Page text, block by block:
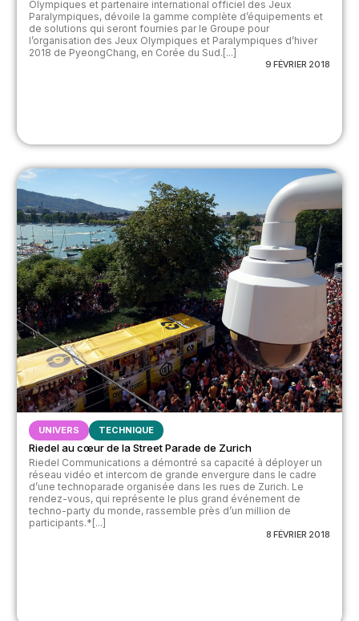
Olympiques et partenaire international officiel des Jeux
Paralympiques, dévoile la gamme complète d’équipements et
de solutions qui seront fournies par le Groupe pour
l’organisation des Jeux Olympiques et Paralympiques d’hiver
2018 de PyeongChang, en Corée du Sud.[...]
9 FÉVRIER 2018
UNIVERS TECHNIQUE
Riedel au cœur de la Street Parade de Zurich
Riedel Communications a démontré sa capacité à déployer un
réseau vidéo et intercom de grande envergure dans le cadre
d’une technoparade organisée dans les rues de Zurich. Le
rendez-vous, qui représente le plus grand événement de
techno-party du monde, rassemble près d’un million de
participants.*[...]
8 FÉVRIER 2018